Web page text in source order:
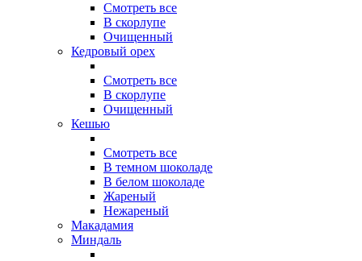
Смотреть все
В скорлупе
Очищенный
Кедровый орех
Смотреть все
В скорлупе
Очищенный
Кешью
Смотреть все
В темном шоколаде
В белом шоколаде
Жареный
Нежареный
Макадамия
Миндаль